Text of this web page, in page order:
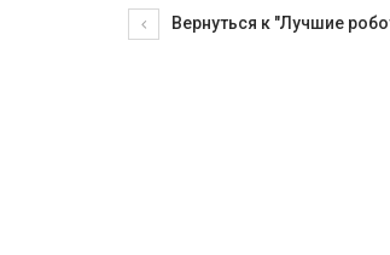
Вернуться к "Лучшие